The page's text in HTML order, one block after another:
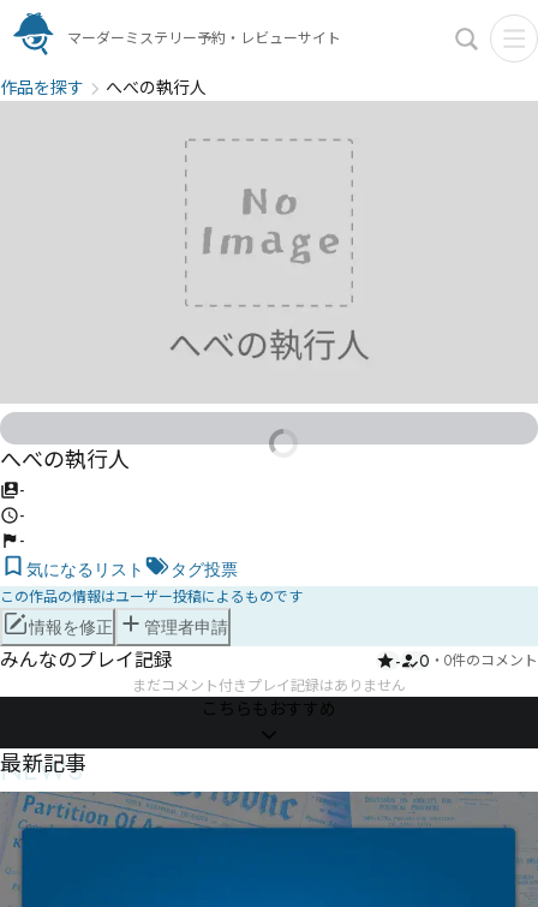
マーダーミステリー予約・レビューサイト
作品を探す へべの執行人
へべの執行人
-
-
-
気になるリスト タグ投票
この作品の情報はユーザー投稿によるものです
情報を修正 管理者申請
みんなのプレイ記録 - 0 ・ 0件のコメント
まだコメント付きプレイ記録はありません
こちらもおすすめ
NEWS
最新記事